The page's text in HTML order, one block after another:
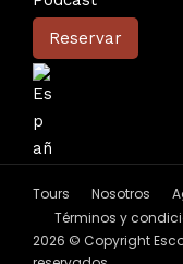
Reservar
Tours Nosotros
Términos y
2026 © Copyright